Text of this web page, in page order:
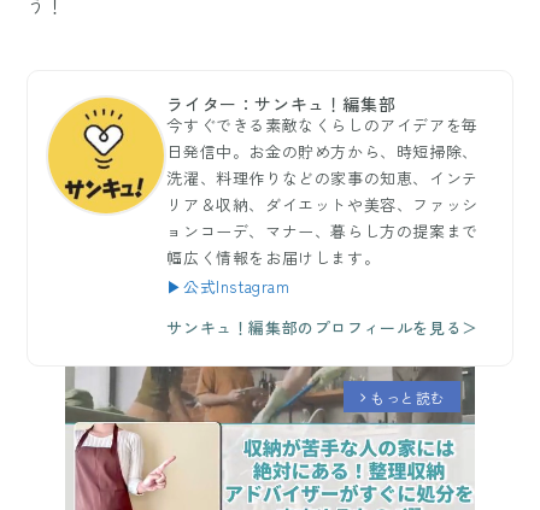
う！
ライター：サンキュ！編集部
今すぐできる素敵なくらしのアイデアを毎
日発信中。お金の貯め方から、時短掃除、
洗濯、料理作りなどの家事の知恵、インテ
リア＆収納、ダイエットや美容、ファッシ
ョンコーデ、マナー、暮らし方の提案まで
幅広く情報をお届けします。
▶公式Instagram
サンキュ！編集部のプロフィールを見る＞
arrow_forward_ios もっと読む